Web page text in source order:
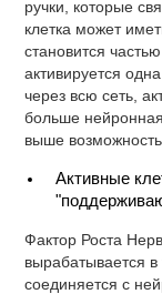
ручки, которые
клетка может
становится
активируется
через всю сеть,
больше
выше
Активные
Фактор Роста
вырабатывается
соединяется с